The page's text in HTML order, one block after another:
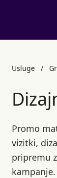
Usluge /
Promo
vizitki,
pripremu
kampanje.